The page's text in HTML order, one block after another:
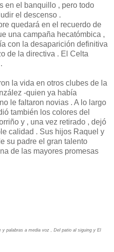
en el banquillo , pero todo
el descenso .
quedará en el recuerdo de
una campaña hecatómbica ,
con la desaparición definitiva
de la directiva . El Celta
la vida en otros clubes de la
-quien ya había
le faltaron novias . A lo largo
también los colores del
y , una vez retirado , dejó
calidad . Sus hijos Raquel y
su padre el gran talento
de las mayores promesas
palabras a media voz , Del patio al siguing y El